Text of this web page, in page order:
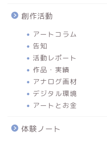
創作活動
アートコラム
告知
活動レポート
作品・実績
アナログ画材
デジタル環境
アートとお金
体験ノート